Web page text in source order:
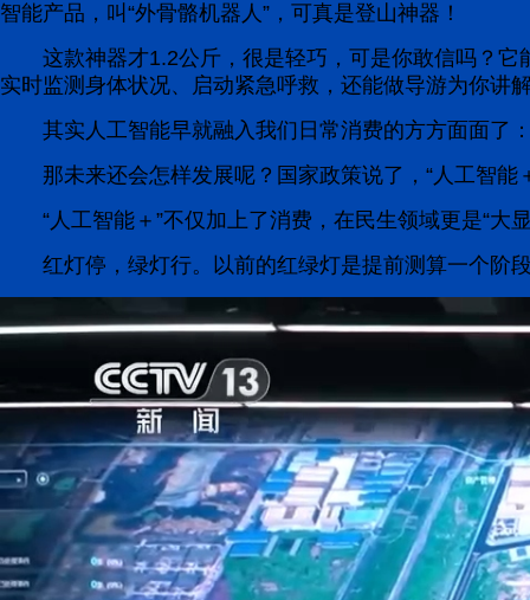
智能产品，叫“外骨骼机器人”，可真是登山神器！
这款神器才1.2公斤，很是轻巧，可是你敢信吗？
实时监测身体状况、启动紧急呼救，还能做导游为你讲
其实人工智能早就融入我们日常消费的方方面面了
那未来还会怎样发展呢？国家政策说了，“人工智
“人工智能＋”不仅加上了消费，在民生领域更是“大
红灯停，绿灯行。以前的红绿灯是提前测算一个阶